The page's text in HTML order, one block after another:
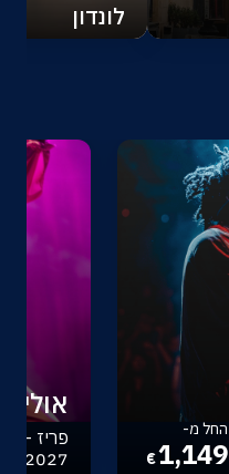
לונדון
החל מ-
1,149
€